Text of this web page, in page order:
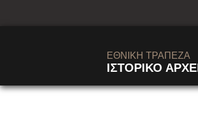
ΕΘΝΙΚΗ ΤΡΑΠΕΖΑ
ΙΣΤΟΡΙΚΟ